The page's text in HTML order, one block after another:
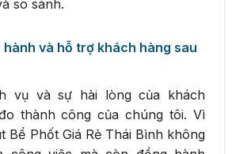
so sánh.
hành và hỗ trợ khách hàng sau
vụ và sự hài lòng của khách
thành công của chúng tôi. Vì
Bể Phốt Giá Rẻ Thái Bình không